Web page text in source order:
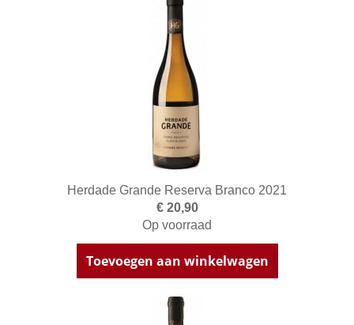
Herdade Grande Reserva Branco 2021
€ 20,90
Op voorraad
Toevoegen aan winkelwagen